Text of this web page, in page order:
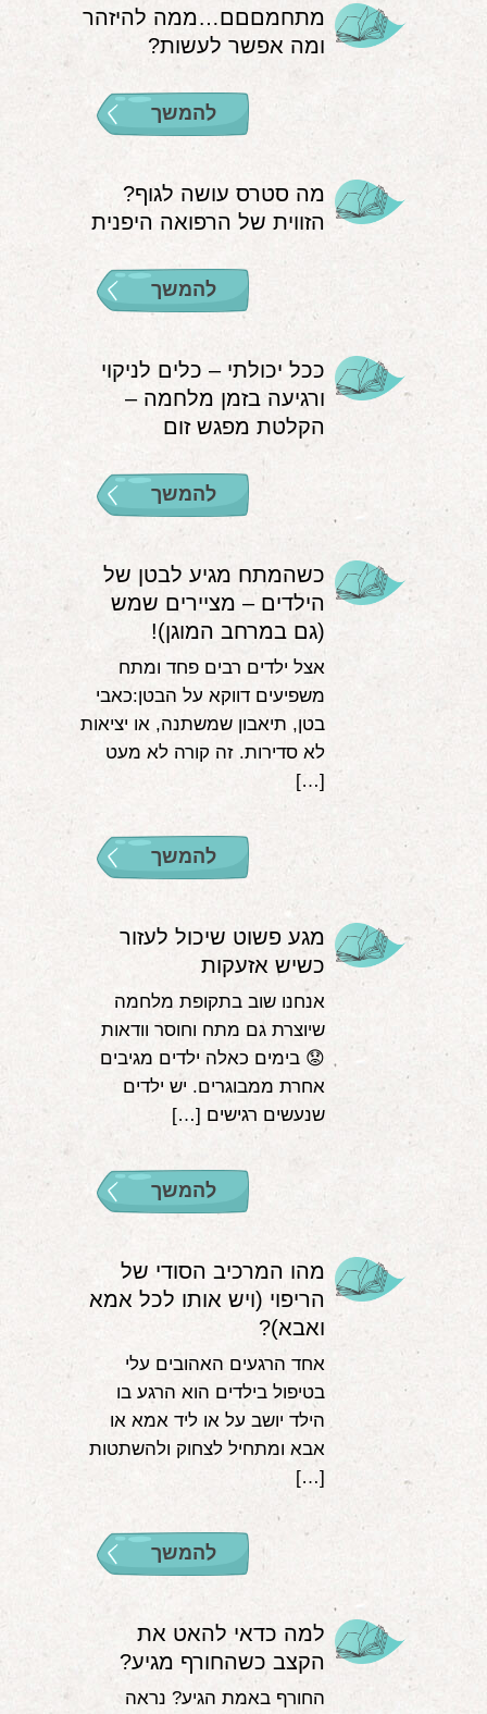
מתחמםםם…ממה להיזהר
ומה אפשר לעשות?
להמשך
מה סטרס עושה לגוף?
הזווית של הרפואה היפנית
להמשך
ככל יכולתי – כלים לניקוי
ורגיעה בזמן מלחמה –
הקלטת מפגש זום
להמשך
כשהמתח מגיע לבטן של
הילדים – מציירים שמש
(גם במרחב המוגן)!
אצל ילדים רבים פחד ומתח
משפיעים דווקא על הבטן:כאבי
בטן, תיאבון שמשתנה, או יציאות
לא סדירות. זה קורה לא מעט
[…]
להמשך
מגע פשוט שיכול לעזור
כשיש אזעקות
אנחנו שוב בתקופת מלחמה
שיוצרת גם מתח וחוסר וודאות
😟 בימים כאלה ילדים מגיבים
אחרת ממבוגרים. יש ילדים
שנעשים רגישים […]
להמשך
מהו המרכיב הסודי של
הריפוי (ויש אותו לכל אמא
ואבא)?
אחד הרגעים האהובים עלי
בטיפול בילדים הוא הרגע בו
הילד יושב על או ליד אמא או
אבא ומתחיל לצחוק ולהשתטות
[…]
להמשך
למה כדאי להאט את
הקצב כשהחורף מגיע?
החורף באמת הגיע? נראה